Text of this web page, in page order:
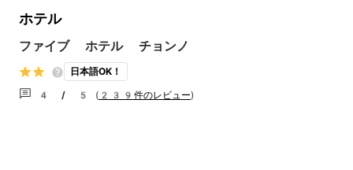
ホテル
ファイブ ホテル チョンノ
日本語OK！
4 / 5 ( 239件のレビュー)